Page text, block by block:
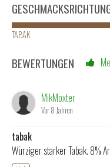
TABAK
BEWERTUNGEN
MikMoxter
Vor 8 Jahren
tabak
Würziger starker Tabak. 8%